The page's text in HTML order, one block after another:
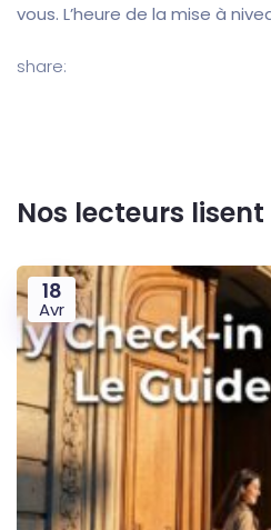
vous. L’heure de la mise à
share:
Nos lecteurs lisent
18
Avr